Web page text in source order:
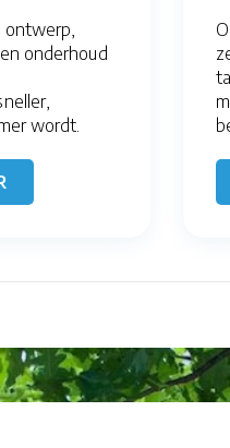
ontwerp,
onderhoud
wordt.